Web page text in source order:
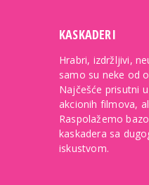
KASKADERI
Hrabri, izdržljivi,
samo su neke od
Najčešće prisutni
akcionih filmova,
Raspolažemo
kaskadera sa
iskustvom.